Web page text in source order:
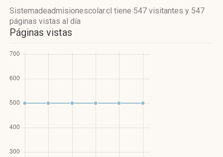
Sistemadeadmisionescolar.cl tiene 547 visitantes y 547
páginas vistas al día
Páginas vistas